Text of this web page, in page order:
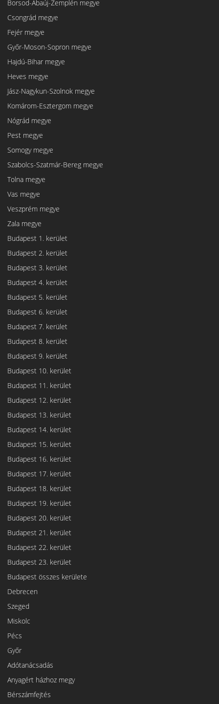
Borsod-Abaúj-Zemplén megye
Csongrád megye
Fejér megye
Győr-Moson-Sopron megye
Hajdú-Bihar megye
Heves megye
Jász-Nagykun-Szolnok megye
Komárom-Esztergom megye
Nógrád megye
Pest megye
Somogy megye
Szabolcs-Szatmár-Bereg megye
Tolna megye
Vas megye
Veszprém megye
Zala megye
Budapest 1. kerület
Budapest 2. kerület
Budapest 3. kerület
Budapest 4. kerület
Budapest 5. kerület
Budapest 6. kerület
Budapest 7. kerület
Budapest 8. kerület
Budapest 9. kerület
Budapest 10. kerület
Budapest 11. kerület
Budapest 12. kerület
Budapest 13. kerület
Budapest 14. kerület
Budapest 15. kerület
Budapest 16. kerület
Budapest 17. kerület
Budapest 18. kerület
Budapest 19. kerület
Budapest 20. kerület
Budapest 21. kerület
Budapest 22. kerület
Budapest 23. kerület
Budapest összes kerülete
Debrecen
Szeged
Miskolc
Pécs
Győr
Adótanácsadás
Anyagért házhoz megy
Bérszámfejtés